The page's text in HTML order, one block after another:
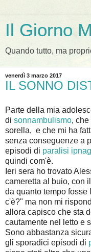
Il Giorno
Quando tutto, ma
venerdì 3 marzo 2017
IL SONNO
Parte della mia
di sonnambulismo,
sorella, e che mi ha
senza conseguenze a
episodi di paralisi
quindi com'è.
Ieri sera ho trovato
cameretta al buio, con
da quanto tempo
c'è?" ma non mi
allora capisco che sta
cautamente nel letto e
Sono abbastanza
gli sporadici episodi di